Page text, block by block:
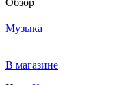
Обзор
Музыка
В магазине